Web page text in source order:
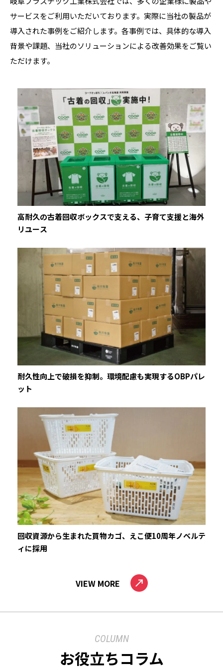
サービスをご利用いただいております。実際に当社の製品が
導入された事例をご紹介します。各事例では、具体的な導入
背景や課題、当社のソリューションによる改善効果をご覧い
ただけます。
高耐久の古着回収ボックスで支える、子育て支援と海外
リユース
耐久性向上で破損を抑制。環境配慮も実現するOBPパレ
ット
回収資源から生まれた買物カゴ、えこ便10周年ノベルテ
ィに採用
VIEW MORE
COLUMN
お役立ちコラム